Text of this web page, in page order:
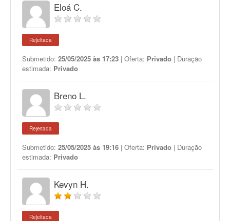
Eloá C.
Rejeitada
Submetido: 25/05/2025 às 17:23 | Oferta: Privado | Duração
estimada: Privado
Breno L.
Rejeitada
Submetido: 25/05/2025 às 19:16 | Oferta: Privado | Duração
estimada: Privado
Kevyn H.
Rejeitada